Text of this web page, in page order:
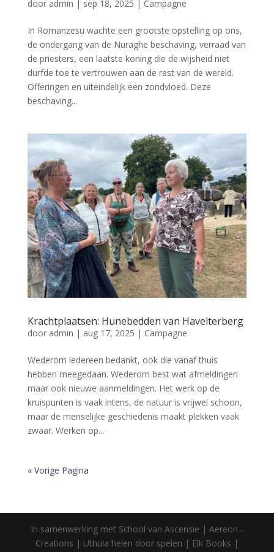
door admin | sep 18, 2025 | Campagne
In Romanzesu wachte een grootste opstelling op ons,
de ondergang van de Nuraghe beschaving, verraad van
de priesters, een laatste koning die de wijsheid niet
durfde toe te vertrouwen aan de rest van de wereld.
Offeringen en uiteindelijk een zondvloed. Deze
beschaving...
Krachtplaatsen: Hunebedden van Havelterberg
door admin | aug 17, 2025 | Campagne
Wederom iedereen bedankt, ook die vanaf thuis
hebben meegedaan. Wederom best wat afmeldingen
maar ook nieuwe aanmeldingen. Het werk op de
kruispunten is vaak intens, de natuur is vrijwel schoon,
maar de menselijke geschiedenis maakt plekken vaak
zwaar. Werken op...
« Vorige Pagina
In samenwerking met School van Ascensie | Aereon -
Creations | Uthula helen door spelen | Elk Books |